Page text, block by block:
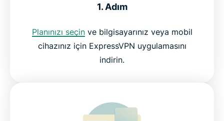
1. Adım
Planınızı seçinve bilgisayarınız veya mobil
cihazınız için ExpressVPN uygulamasını
indirin.